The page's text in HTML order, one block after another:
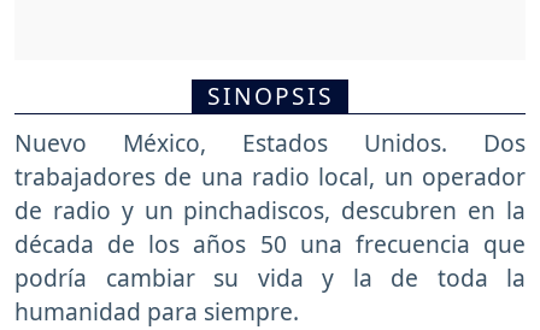
SINOPSIS
Nuevo México, Estados Unidos. Dos
trabajadores de una radio local, un operador
de radio y un pinchadiscos, descubren en la
década de los años 50 una frecuencia que
podría cambiar su vida y la de toda la
humanidad para siempre.